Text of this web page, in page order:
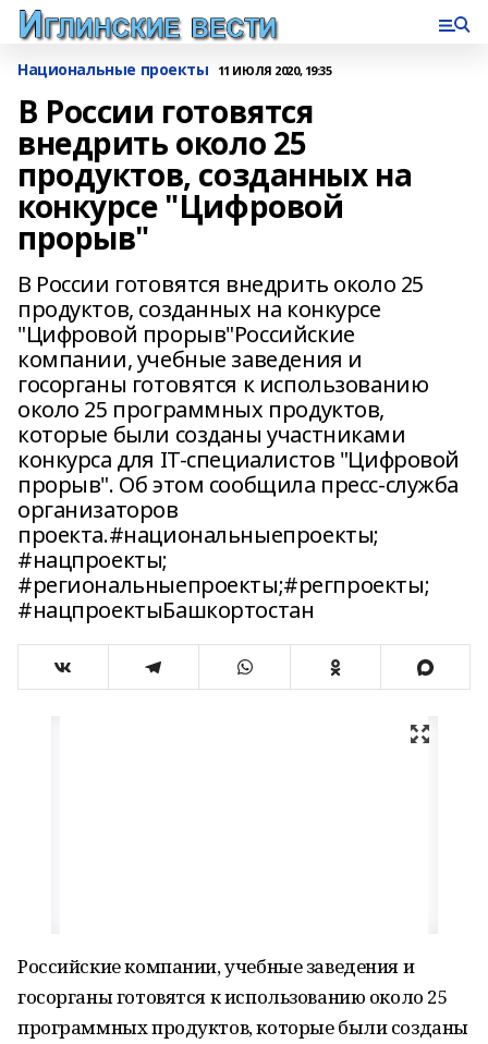
Национальные проекты 11 ИЮЛЯ 2020, 19:35
В России готовятся
внедрить около 25
продуктов, созданных на
конкурсе "Цифровой
прорыв"
В России готовятся внедрить около 25
продуктов, созданных на конкурсе
"Цифровой прорыв"Российские
компании, учебные заведения и
госорганы готовятся к использованию
около 25 программных продуктов,
которые были созданы участниками
конкурса для IT-специалистов "Цифровой
прорыв". Об этом сообщила пресс-служба
организаторов
проекта.#национальныепроекты;
#нацпроекты;
#региональныепроекты;#регпроекты;
#нацпроектыБашкортостан
Российские компании, учебные заведения и
госорганы готовятся к использованию около 25
программных продуктов, которые были созданы